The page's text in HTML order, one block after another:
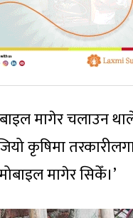
मागेर चलाउन
कृषिमा
मागेर सिकेँ।’